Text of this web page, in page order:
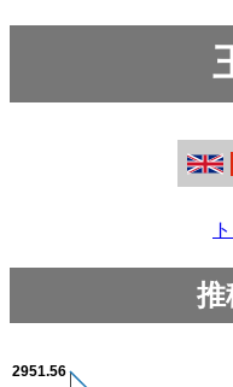
推
2951.56